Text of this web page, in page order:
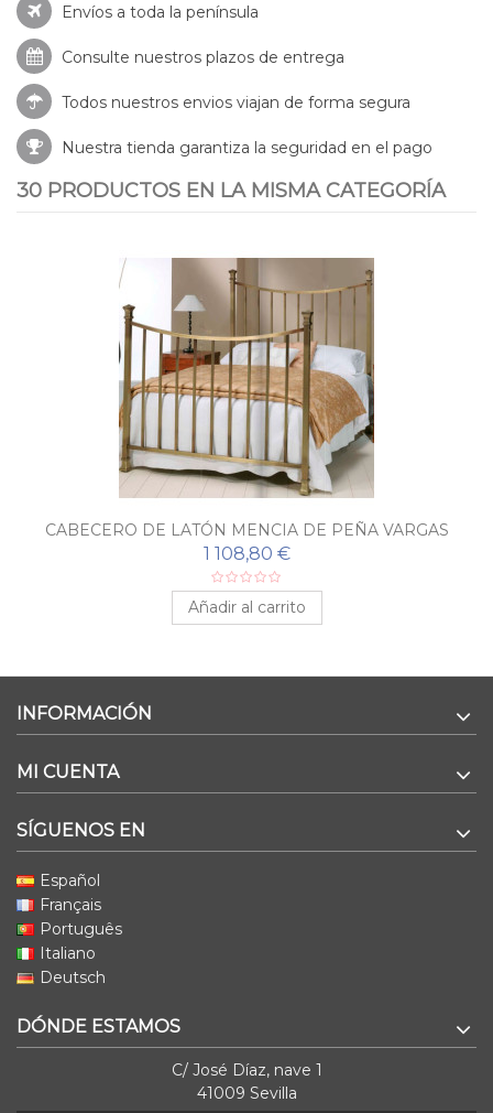
Envíos a toda la península
Consulte nuestros plazos de entrega
Todos nuestros envios viajan de forma segura
Nuestra tienda garantiza la seguridad en el pago
30 PRODUCTOS EN LA MISMA CATEGORÍA
CABECERO DE LATÓN MENCIA DE PEÑA VARGAS
1 108,80 €
Añadir al carrito
INFORMACIÓN
MI CUENTA
SÍGUENOS EN
Español
Français
Português
Italiano
Deutsch
DÓNDE ESTAMOS
C/ José Díaz, nave 1
41009 Sevilla